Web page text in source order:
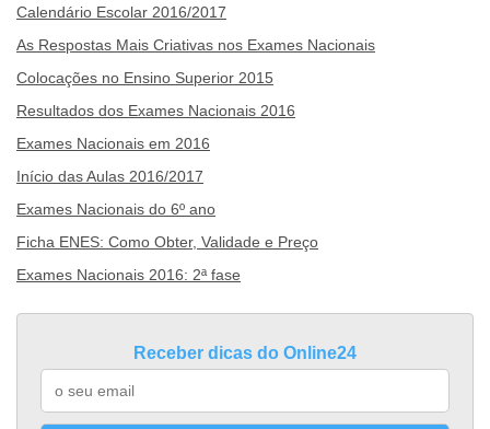
Calendário Escolar 2016/2017
As Respostas Mais Criativas nos Exames Nacionais
Colocações no Ensino Superior 2015
Resultados dos Exames Nacionais 2016
Exames Nacionais em 2016
Início das Aulas 2016/2017
Exames Nacionais do 6º ano
Ficha ENES: Como Obter, Validade e Preço
Exames Nacionais 2016: 2ª fase
Receber dicas do Online24